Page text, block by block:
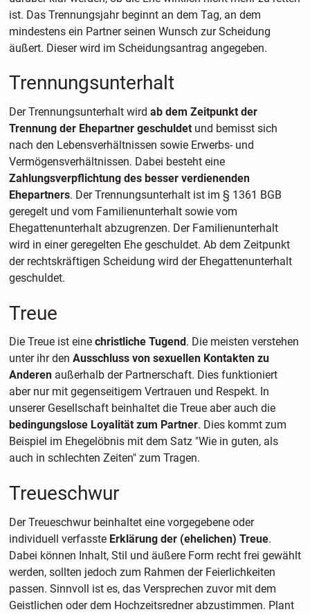
ist. Das Trennungsjahr beginnt an dem Tag, an dem
mindestens ein Partner seinen Wunsch zur Scheidung
äußert. Dieser wird im Scheidungsantrag angegeben.
Trennungsunterhalt
Der Trennungsunterhalt wird ab dem Zeitpunkt der
Trennung der Ehepartner geschuldetund bemisst sich
nach den Lebensverhältnissen sowie Erwerbs- und
Vermögensverhältnissen. Dabei besteht eine
Zahlungsverpflichtung des besser verdienenden
Ehepartners. Der Trennungsunterhalt ist im § 1361 BGB
geregelt und vom Familienunterhalt sowie vom
Ehegattenunterhalt abzugrenzen. Der Familienunterhalt
wird in einer geregelten Ehe geschuldet. Ab dem Zeitpunkt
der rechtskräftigen Scheidung wird der Ehegattenunterhalt
geschuldet.
Treue
Die Treue ist eine christliche Tugend . Die meisten verstehen
unter ihr den Ausschluss von sexuellen Kontakten zu
Anderenaußerhalb der Partnerschaft. Dies funktioniert
aber nur mit gegenseitigem Vertrauen und Respekt. In
unserer Gesellschaft beinhaltet die Treue aber auch die
bedingungslose Loyalität zum Partner. Dies kommt zum
Beispiel im Ehegelöbnis mit dem Satz "Wie in guten, als
auch in schlechten Zeiten" zum Tragen.
Treueschwur
Der Treueschwur beinhaltet eine vorgegebene oder
individuell verfasste Erklärung der (ehelichen) Treue.
Dabei können Inhalt, Stil und äußere Form recht frei gewählt
werden, sollten jedoch zum Rahmen der Feierlichkeiten
passen. Sinnvoll ist es, das Versprechen zuvor mit dem
Geistlichen oder dem Hochzeitsredner abzustimmen. Plant